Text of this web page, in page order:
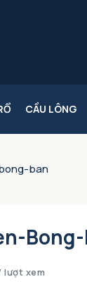
CẦU LÔNG
ban
Bong-
lượt xem